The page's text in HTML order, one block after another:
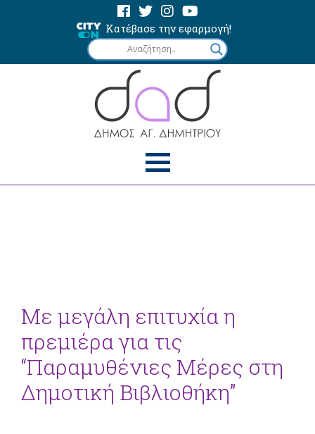
Κατέβασε την εφαρμογή!
Με μεγάλη επιτυχία η
πρεμιέρα για τις
“Παραμυθένιες Μέρες στη
Δημοτική Βιβλιοθήκη”